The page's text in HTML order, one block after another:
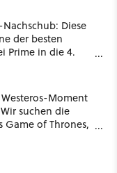
Diese
der besten
Prime in die 4.
Moment
suchen die
Game of Thrones,